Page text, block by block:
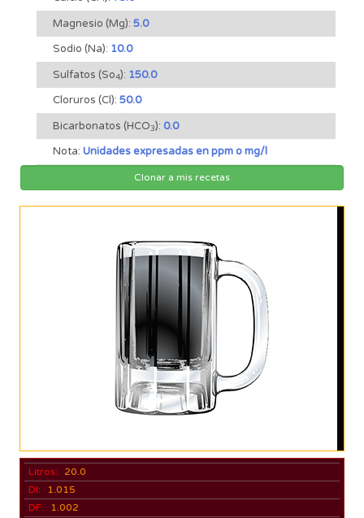
Magnesio (Mg): 5.0
Sodio (Na): 10.0
Sulfatos (So4): 150.0
Cloruros (Cl): 50.0
Bicarbonatos (HCO3): 0.0
Nota: Unidades expresadas en ppm o mg/l
Clonar a mis recetas
Litros:
20.0
DI:
1.015
DF:
1.002